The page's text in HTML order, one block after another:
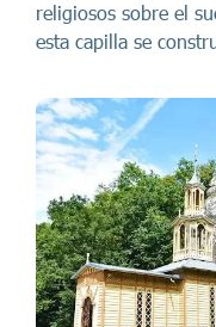
religiosos sobre el
esta capilla se